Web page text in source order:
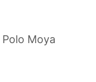
Moya